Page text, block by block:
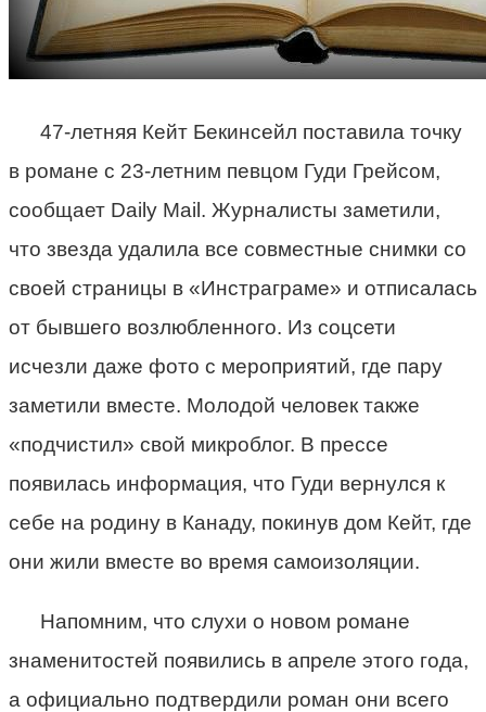
47-летняя Кейт Бекинсейл поставила точку
в романе с 23-летним певцом Гуди Грейсом,
сообщает Daily Mail. Журналисты заметили,
что звезда удалила все совместные снимки со
своей страницы в «Инстраграме» и отписалась
от бывшего возлюбленного. Из соцсети
исчезли даже фото с мероприятий, где пару
заметили вместе. Молодой человек также
«подчистил» свой микроблог. В прессе
появилась информация, что Гуди вернулся к
себе на родину в Канаду, покинув дом Кейт, где
они жили вместе во время самоизоляции.
Напомним, что слухи о новом романе
знаменитостей появились в апреле этого года,
а официально подтвердили роман они всего